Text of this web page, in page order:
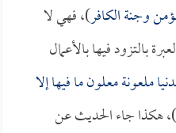
وجنة الكافر)، فهي لا
بالتزود فيها بالأعمال
ملعونة معلون ما فيها إلا
)، هكذا جاء الحديث عن